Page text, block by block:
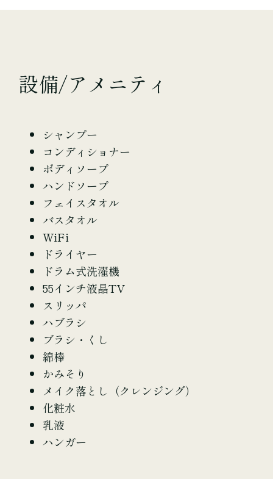
設備/アメニティ
シャンプー
コンディショナー
ボディソープ
ハンドソープ
フェイスタオル
バスタオル
WiFi
ドライヤー
ドラム式洗濯機
55インチ液晶TV
スリッパ
ハブラシ
ブラシ・くし
綿棒
かみそり
メイク落とし（クレンジング）
化粧水
乳液
ハンガー